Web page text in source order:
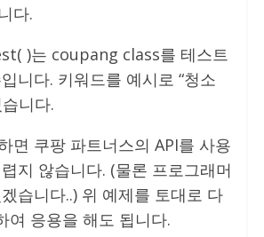
다.
)는 coupang class를 테스트
니다. 키워드를 예시로 “청소
니다.
면 쿠팡 파트너스의 API를 사용
지 않습니다. (물론 프로그래머
습니다..) 위 예제를 토대로 다
여 응용을 해도 됩니다.